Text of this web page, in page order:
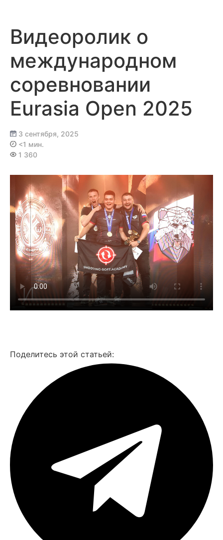
содержимому
Видеоролик о
международном
соревновании
Eurasia Open 2025
3 сентября, 2025
<1 мин.
1 360
Поделитесь этой статьей: